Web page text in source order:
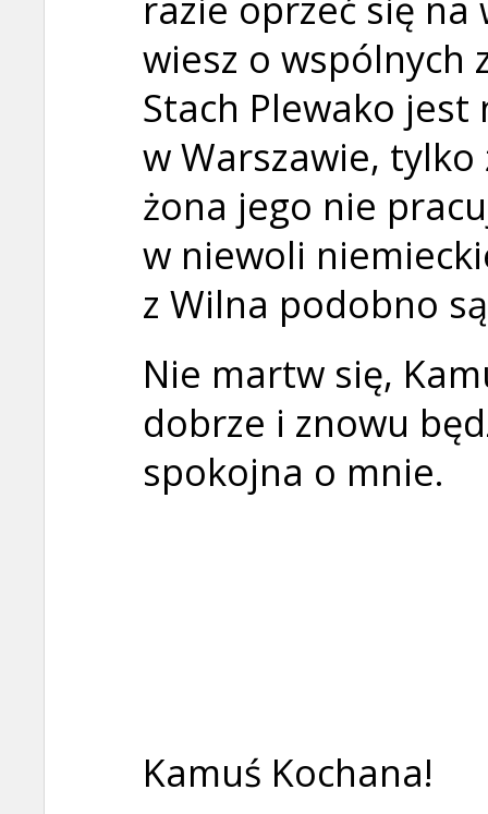
wiesz o wspólnych
Stach Plewako
w Warszawie, tylko
żona jego nie
w niewoli
z Wilna podobno
Nie martw się,
dobrze i znowu
spokojna o mnie.
Kamuś Kochana!